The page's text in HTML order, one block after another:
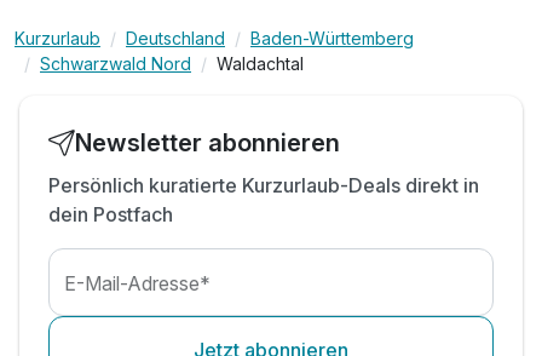
1 x Flasche Mineralwasser auf dem Zimmer
inkl. Kaffee und Tee 24/7 in den Gästelounges
Saunatuch
inkl. Nutzung des Wellnessbereichs
"Himmelreich"
Inkl. WLAN
Kurzurlaub Deutschland
Baden-Württemberg
Schwarzwald Nord
Waldachtal
Newsletter abonnieren
Persönlich kuratierte Kurzurlaub-Deals direkt in
dein Postfach
E-Mail-Adresse*
Jetzt abonnieren